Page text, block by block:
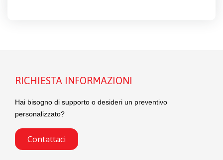
RICHIESTA INFORMAZIONI
Hai bisogno di supporto o desideri un preventivo
personalizzato?
Contattaci